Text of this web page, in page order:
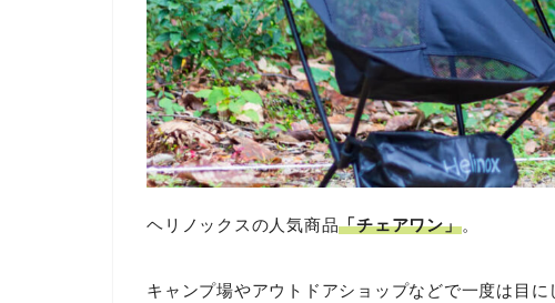
ヘリノックスの人気商品「チェアワン」。
キャンプ場やアウトドアショップなどで一度は目